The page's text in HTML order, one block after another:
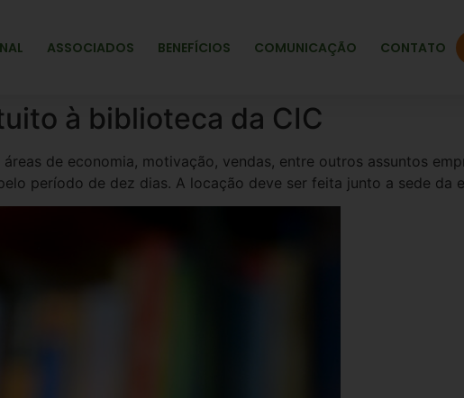
ASSOCIADOS BENEFÍCIOS COMUNICAÇÃO CONTATO
à biblioteca da CIC
de economia, motivação, vendas, entre outros assuntos
período de dez dias. A locação deve ser feita junto a sede da